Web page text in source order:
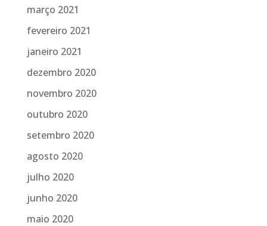
março 2021
fevereiro 2021
janeiro 2021
dezembro 2020
novembro 2020
outubro 2020
setembro 2020
agosto 2020
julho 2020
junho 2020
maio 2020